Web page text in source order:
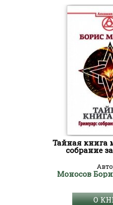
Тайная книга
собрание
Моносов
О